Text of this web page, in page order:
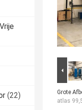
(22) Grote
atlas